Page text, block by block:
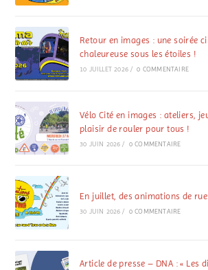
Retour en images : une soirée
chaleureuse sous les étoiles !
10 JUILLET 2026 / 0 COMMENTAIRE
Vélo Cité en images : ateliers,
plaisir de rouler pour tous !
30 JUIN 2026 / 0 COMMENTAIRE
En juillet, des animations de
30 JUIN 2026 / 0 COMMENTAIRE
Article de presse – DNA : « Les